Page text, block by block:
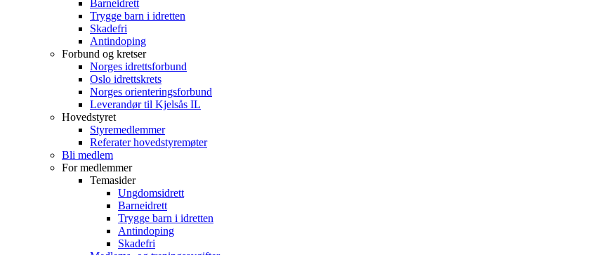
Barneidrett
Trygge barn i idretten
Skadefri
Antindoping
Forbund og kretser
Norges idrettsforbund
Oslo idrettskrets
Norges orienteringsforbund
Leverandør til Kjelsås IL
Hovedstyret
Styremedlemmer
Referater hovedstyremøter
Bli medlem
For medlemmer
Temasider
Ungdomsidrett
Barneidrett
Trygge barn i idretten
Antindoping
Skadefri